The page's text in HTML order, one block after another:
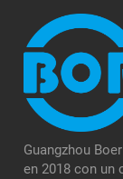
Guangzhou
en 2018 con un